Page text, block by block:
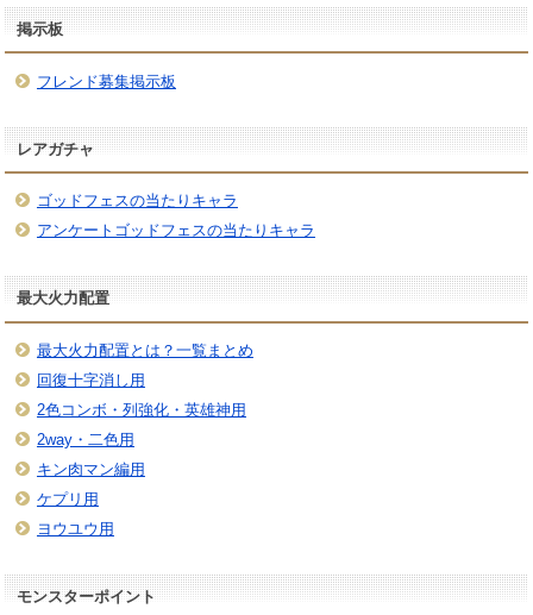
掲示板
フレンド募集掲示板
レアガチャ
ゴッドフェスの当たりキャラ
アンケートゴッドフェスの当たりキャラ
最大火力配置
最大火力配置とは？一覧まとめ
回復十字消し用
2色コンボ・列強化・英雄神用
2way・二色用
キン肉マン編用
ケプリ用
ヨウユウ用
モンスターポイント